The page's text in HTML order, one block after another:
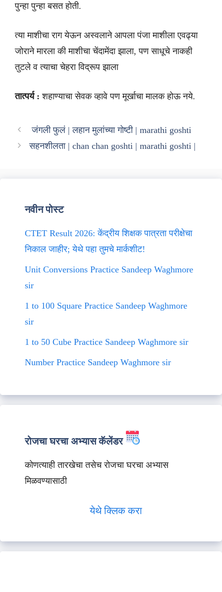
पुन्हा पुन्हा बसत होती.
त्या माशीचा राग येऊन अस्वलाने आपला पंजा माशीला एवढ्या
जोराने मारला की माशीचा चेंदामेंदा झाला, पण साधूचे नाकही
तुटले व त्याचा चेहरा विद्रूप झाला
तात्पर्य : शहाण्याचा सेवक व्हावे पण मूर्खाचा मालक होऊ नये.
जंगली फुलं | लहान मुलांच्या गोष्टी | marathi goshti
सहनशीलता | chan chan goshti | marathi goshti |
नवीन पोस्ट
CTET Result 2026: केंद्रीय शिक्षक पात्रता परीक्षेचा
निकाल जाहीर; येथे पहा तुमचे मार्कशीट!
Unit Conversions Practice Sandeep Waghmore
sir
1 to 100 Square Practice Sandeep Waghmore
sir
1 to 50 Cube Practice Sandeep Waghmore sir
Number Practice Sandeep Waghmore sir
रोजचा घरचा अभ्यास कॅलेंडर
कोणत्याही तारखेचा तसेच रोजचा घरचा अभ्यास
मिळवण्यासाठी
येथे क्लिक करा